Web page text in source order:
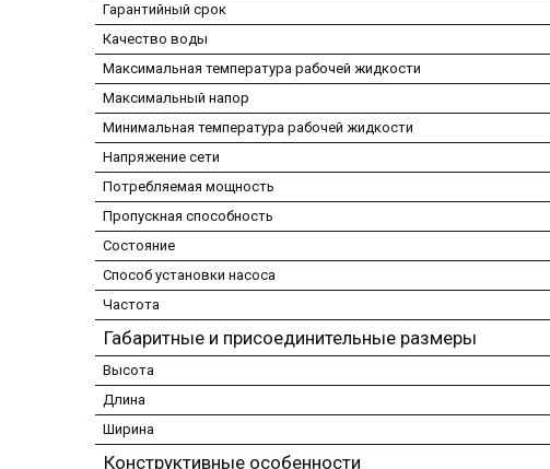
Гарантийный срок
Качество воды
Максимальная температура рабочей жидкости
Максимальный напор
Минимальная температура рабочей жидкости
Напряжение сети
Потребляемая мощность
Пропускная способность
Состояние
Способ установки насоса
Частота
Габаритные и присоединительные размеры
Высота
Длина
Ширина
Конструктивные особенности